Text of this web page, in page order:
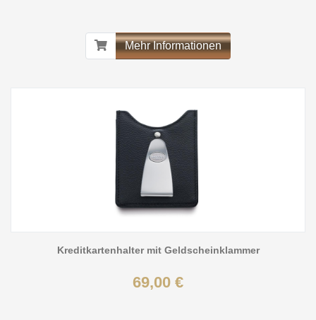
Mehr Informationen
Kreditkartenhalter mit Geldscheinklammer
69,00 €